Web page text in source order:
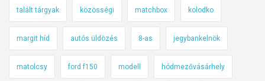
talált tárgyak közösségi matchbox kolodko
margit híd autós üldözés 8-as jegybankelnök
matolcsy ford f150 modell hódmezővásárhely